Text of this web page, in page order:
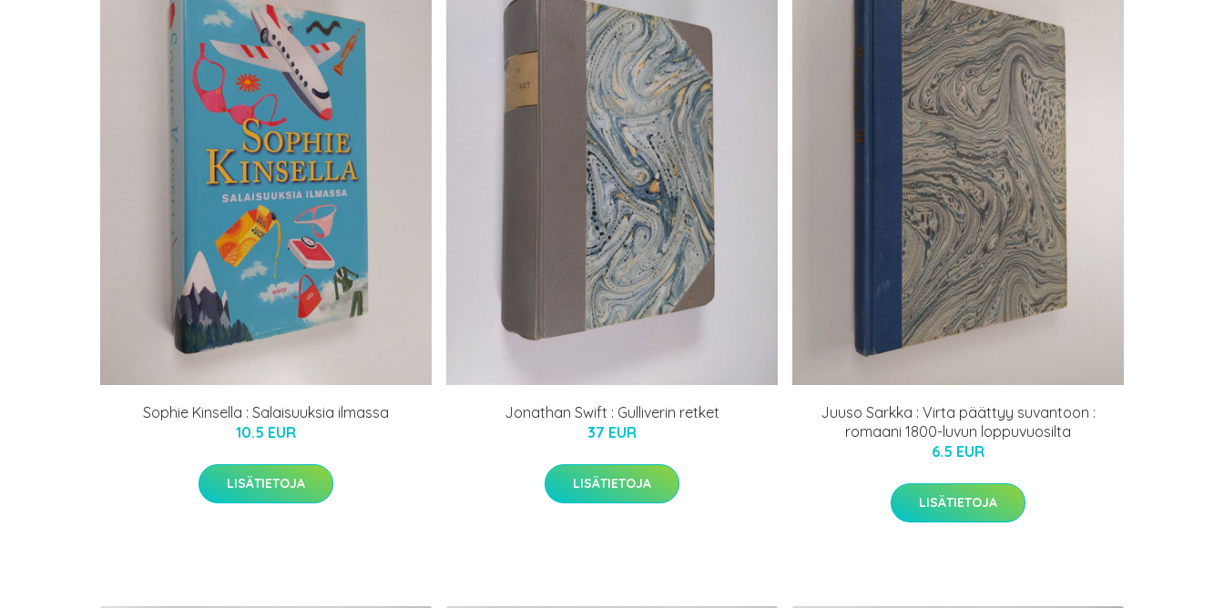
Sophie Kinsella : Salaisuuksia ilmassa
10.5 EUR
LISÄTIETOJA
Jonathan Swift : Gulliverin retket
37 EUR
LISÄTIETOJA
Juuso Sarkka : Virta päättyy suvantoon :
romaani 1800-luvun loppuvuosilta
6.5 EUR
LISÄTIETOJA